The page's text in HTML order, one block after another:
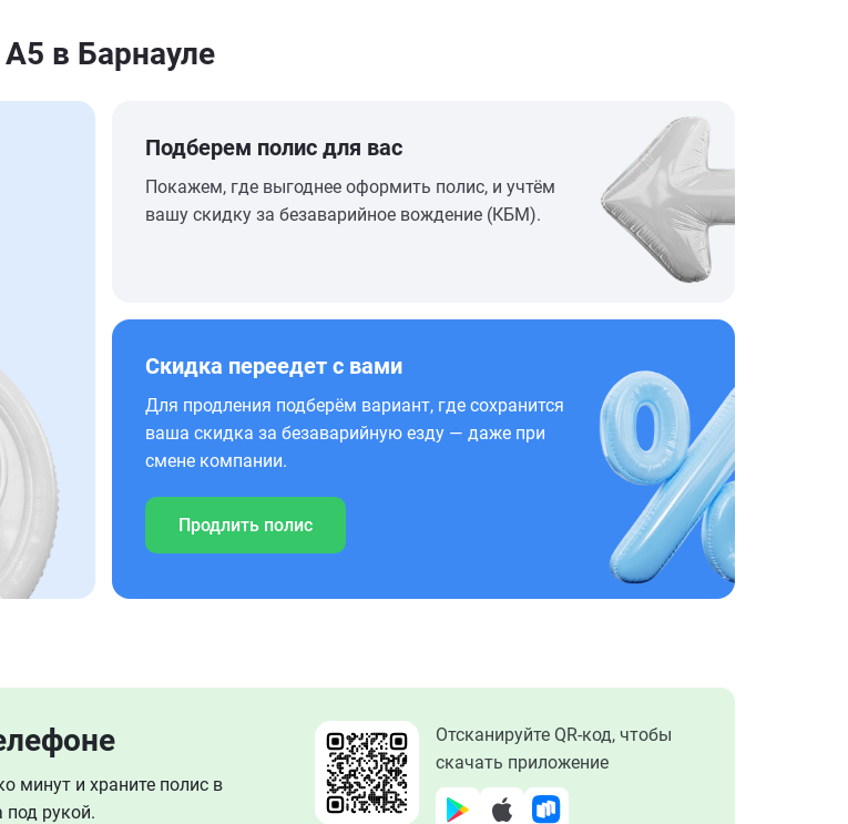
в Барнауле
Подберем полис для вас
Покажем, где выгоднее оформить полис, и учтём
вашу скидку за безаварийное вождение (КБМ).
Скидка переедет с вами
Для продления подберём вариант, где сохранится
ваша скидка за безаварийную езду — даже при
смене компании.
Продлить полис
минут и храните полис в
под рукой.
Отсканируйте QR-код, чтобы
скачать приложение